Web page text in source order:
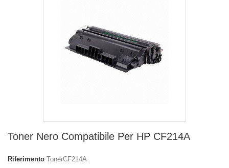
Toner Nero Compatibile Per HP CF214A
Riferimento TonerCF214A